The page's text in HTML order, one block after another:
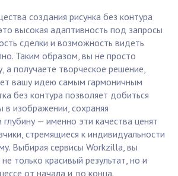
создания рисунка без контура
высокая адаптивность под запросы
сделки и возможность видеть
Таким образом, вы не просто
а получаете творческое решение,
вашу идею самым гармоничным
без контура позволяет добиться
в изображении, сохраняя
глубину — именно эти качества ценят
стремящиеся к индивидуальности
Выбирая сервисы Workzilla, вы
только красивый результат, но и
от начала и до конца.